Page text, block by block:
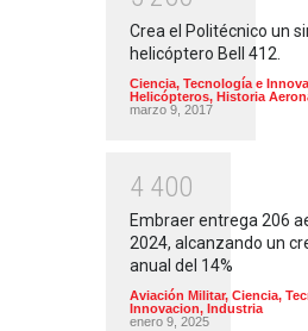
Crea el Politécnico un
helicóptero Bell 412.
Ciencia, Tecnología e
Helicópteros, Historia
marzo 9, 2017
4 400
Embraer entrega 206
2024, alcanzando un
anual del 14%
Aviación Militar, Ciencia,
Innovacion, Industria
enero 9, 2025